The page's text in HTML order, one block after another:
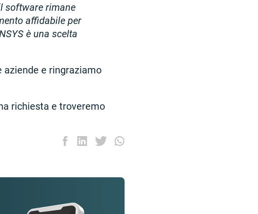
software rimane
affidabile per
è una scelta
e ringraziamo
richiesta e troveremo